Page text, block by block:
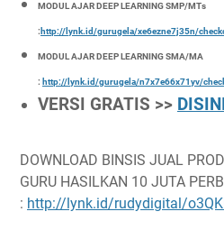
MODUL AJAR DEEP LEARNING SMP/MTs
: http://lynk.id/gurugela/xe6ezne7j35n/
MODUL AJAR DEEP LEARNING SMA/MA
: http://lynk.id/gurugela/n7x7e66x71yv/
VERSI GRATIS >> DISINI
DOWNLOAD BINSIS JUAL
GURU HASILKAN 10 JUTA
: http://lynk.id/rudydigital/